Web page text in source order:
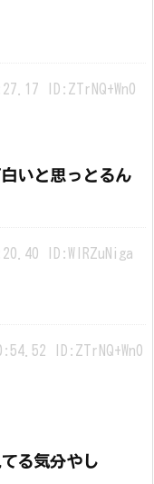
ID:ZTrNQ+Wn0
いと思っとるん
ID:WIRZuNiga
ID:ZTrNQ+Wn0
る気分やし